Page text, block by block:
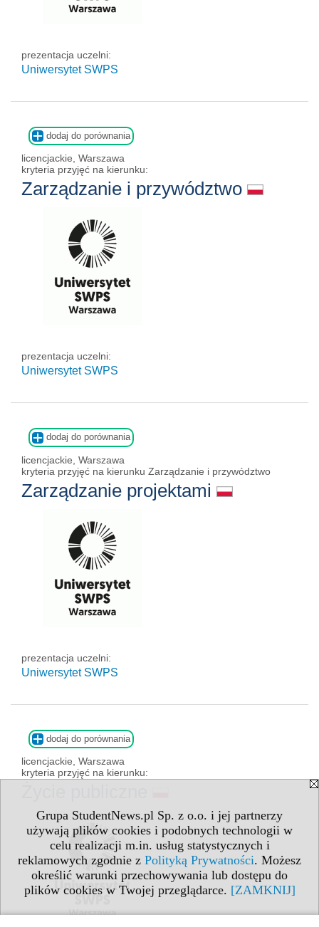
Grupa StudentNews.pl Sp. z o.o. i jej partnerzy
używają plików cookies i podobnych technologii w
celu realizacji m.in. usług statystycznych i
reklamowych zgodnie z Polityką Prywatności. Możesz
określić warunki przechowywania lub dostępu do
plików cookies w Twojej przeglądarce. [ZAMKNIJ]
prezentacja uczelni:
Uniwersytet SWPS
dodaj do porównania
licencjackie, Warszawa
kryteria przyjęć na kierunku:
Zarządzanie i przywództwo
prezentacja uczelni:
Uniwersytet SWPS
dodaj do porównania
licencjackie, Warszawa
kryteria przyjęć na kierunku Zarządzanie i przywództwo
Zarządzanie projektami
prezentacja uczelni:
Uniwersytet SWPS
dodaj do porównania
licencjackie, Warszawa
kryteria przyjęć na kierunku: